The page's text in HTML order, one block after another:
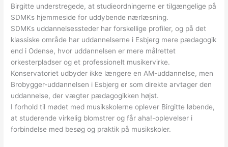
Birgitte understregede, at studieordningerne er tilgængelige på
SDMKs hjemmeside for uddybende nærlæsning.
SDMKs uddannelsessteder har forskellige profiler, og på det
klassiske område har uddannelserne i Esbjerg mere pædagogik
end i Odense, hvor uddannelsen er mere målrettet
orkesterpladser og et professionelt musikervirke.
Konservatoriet udbyder ikke længere en AM-uddannelse, men
Brobygger-uddannelsen i Esbjerg er som direkte arvtager den
uddannelse, der vægter pædagogikken højst.
I forhold til mødet med musikskolerne oplever Birgitte løbende,
at studerende virkelig blomstrer og får aha!-oplevelser i
forbindelse med besøg og praktik på musikskoler.